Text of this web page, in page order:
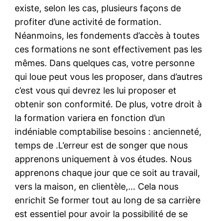
existe, selon les cas, plusieurs façons de
profiter d’une activité de formation.
Néanmoins, les fondements d’accès à toutes
ces formations ne sont effectivement pas les
mêmes. Dans quelques cas, votre personne
qui loue peut vous les proposer, dans d’autres
c’est vous qui devrez les lui proposer et
obtenir son conformité. De plus, votre droit à
la formation variera en fonction d’un
indéniable comptabilise besoins : ancienneté,
temps de .L’erreur est de songer que nous
apprenons uniquement à vos études. Nous
apprenons chaque jour que ce soit au travail,
vers la maison, en clientèle,… Cela nous
enrichit Se former tout au long de sa carrière
est essentiel pour avoir la possibilité de se